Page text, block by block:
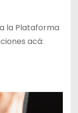
la Plataforma
acá: